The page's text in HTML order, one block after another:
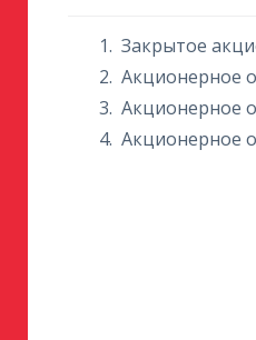
Закрытое
Акционерное
Акционерное
Акционерное